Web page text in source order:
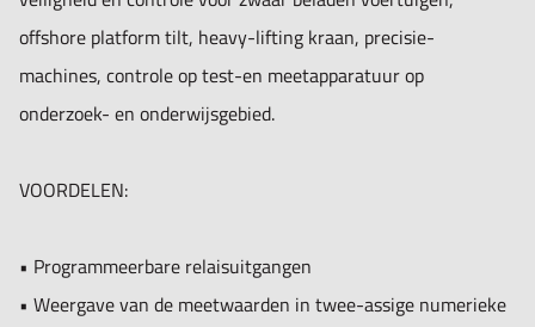
offshore platform tilt, heavy-lifting kraan, precisie-
machines, controle op test-en meetapparatuur op
onderzoek- en onderwijsgebied.
VOORDELEN:
• Programmeerbare relaisuitgangen
• Weergave van de meetwaarden in twee-assige numerieke